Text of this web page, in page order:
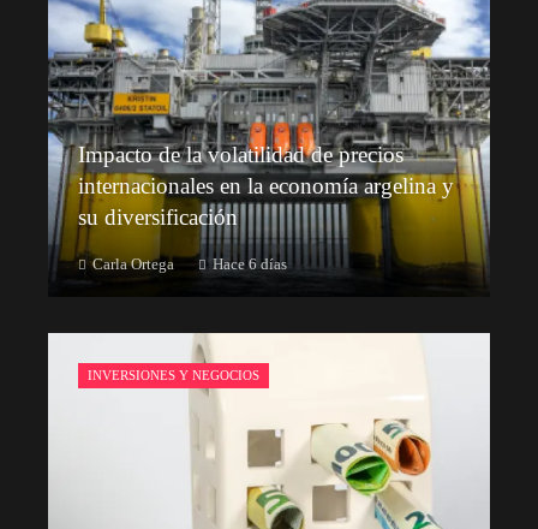
Impacto de la volatilidad de precios
internacionales en la economía argelina y
su diversificación
Carla Ortega Hace 6 días
INVERSIONES Y NEGOCIOS